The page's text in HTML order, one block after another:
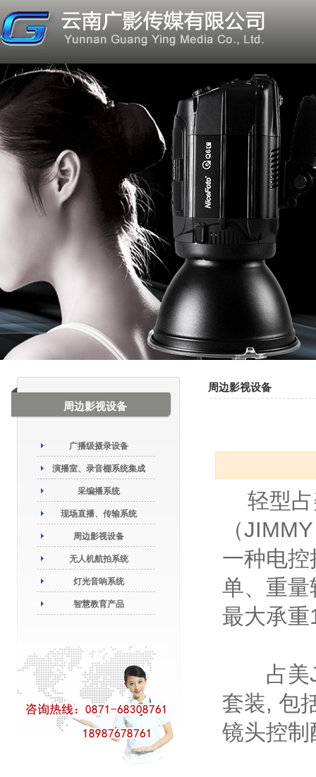
周边影视设备
广播级摄录设备
演播室、录音棚系统集成
采编播系统
现场直播、传输系统
周边影视设备
无人机航拍系统
灯光音响系统
智慧教育产品
周边影视设备
轻型占
（
一种电
单、重
最大承
占美JL
套装, 包
镜头控